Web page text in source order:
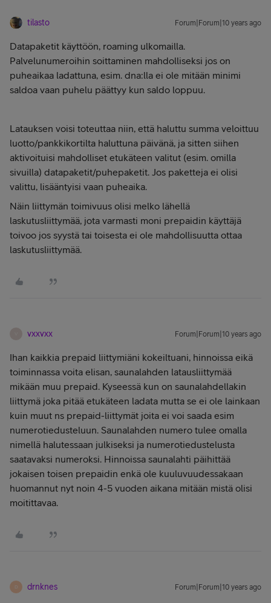
tilasto Forum|Forum|10 years ago
Datapaketit käyttöön, roaming ulkomailla.
Palvelunumeroihin soittaminen mahdolliseksi jos on
puheaikaa ladattuna, esim. dna:lla ei ole mitään minimi
saldoa vaan puhelu päättyy kun saldo loppuu.
Latauksen voisi toteuttaa niin, että haluttu summa veloittuu
luotto/pankkikortilta haluttuna päivänä, ja sitten siihen
aktivoituisi mahdolliset etukäteen valitut (esim. omilla
sivuilla) datapaketit/puhepaketit. Jos paketteja ei olisi
valittu, lisääntyisi vaan puheaika.
Näin liittymän toimivuus olisi melko lähellä
laskutusliittymää, jota varmasti moni prepaidin käyttäjä
toivoo jos syystä tai toisesta ei ole mahdollisuutta ottaa
laskutusliittymää.
vxxvxx Forum|Forum|10 years ago
Ihan kaikkia prepaid liittymiäni kokeiltuani, hinnoissa eikä
toiminnassa voita elisan, saunalahden latausliittymää
mikään muu prepaid. Kyseessä kun on saunalahdellakin
liittymä joka pitää etukäteen ladata mutta se ei ole lainkaan
kuin muut ns prepaid-liittymät joita ei voi saada esim
numerotiedusteluun. Saunalahden numero tulee omalla
nimellä halutessaan julkiseksi ja numerotiedustelusta
saatavaksi numeroksi. Hinnoissa saunalahti päihittää
jokaisen toisen prepaidin enkä ole kuuluvuudessakaan
huomannut nyt noin 4-5 vuoden aikana mitään mistä olisi
moitittavaa.
D drnknes Forum|Forum|10 years ago